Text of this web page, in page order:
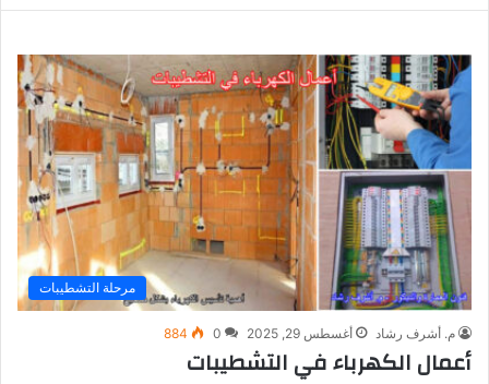
مرحلة التشطيبات
م. أشرف رشاد أغسطس 29, 2025 0
884
أعمال الكهرباء في التشطيبات